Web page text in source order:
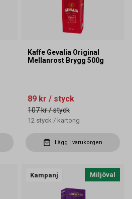
Kaffe Gevalia Original
Mellanrost Brygg 500g
89 kr / styck
107 kr/ styck
12 styck / kartong
Lägg i varukorgen
Kampanj Miljöval